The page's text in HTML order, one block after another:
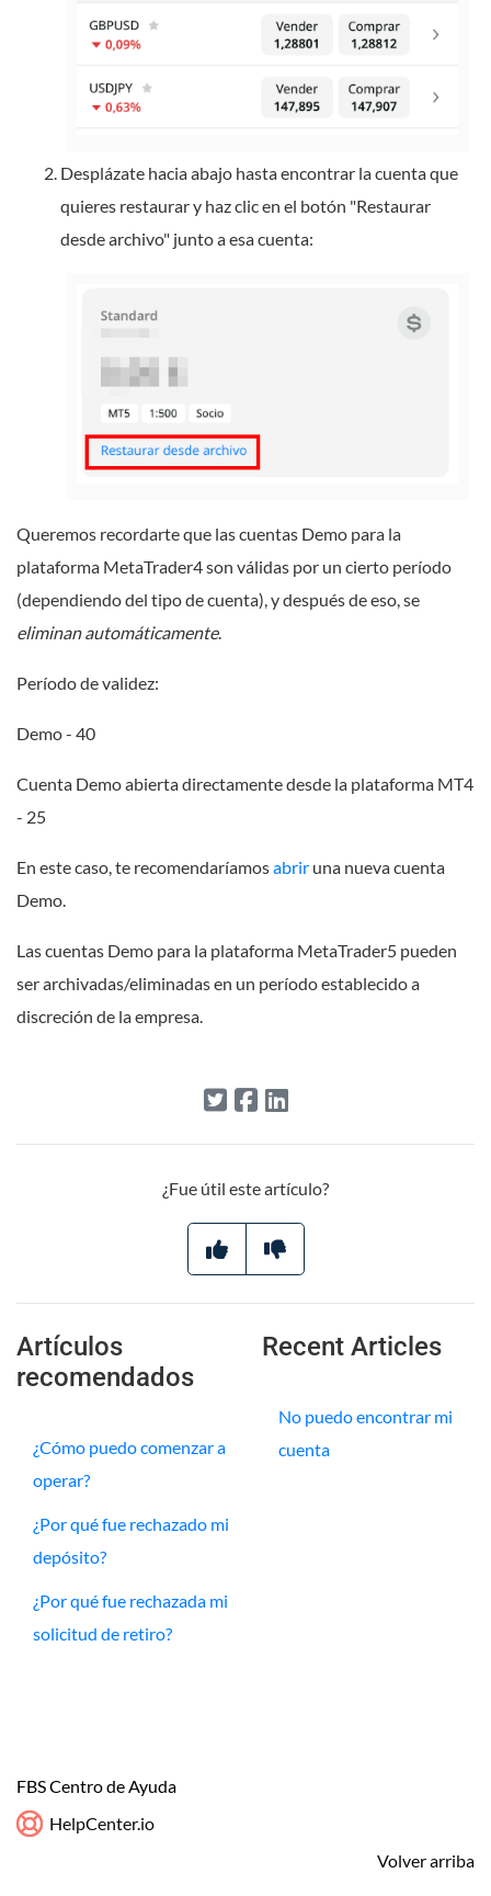
Desplázate hacia abajo hasta encontrar la cuenta que
quieres restaurar y haz clic en el botón "Restaurar
desde archivo" junto a esa cuenta:
Queremos recordarte que las cuentas Demo para la
plataforma MetaTrader4 son válidas por un cierto período
(dependiendo del tipo de cuenta), y después de eso, se
eliminan automáticamente.
Período de validez:
Demo - 40
Cuenta Demo abierta directamente desde la plataforma MT4
- 25
En este caso, te recomendaríamosabrir una nueva cuenta
Demo.
Las cuentas Demo para la plataforma MetaTrader5 pueden
ser archivadas/eliminadas en un período establecido a
discreción de la empresa.
¿Fue útil este artículo?
Artículos
recomendados
¿Cómo puedo comenzar a
operar?
¿Por qué fue rechazado mi
depósito?
¿Por qué fue rechazada mi
solicitud de retiro?
Recent Articles
No puedo encontrar mi
cuenta
FBS Centro de Ayuda
HelpCenter.io
Volver arriba